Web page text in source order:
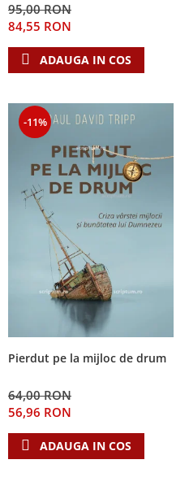
95,00 RON
84,55 RON
ADAUGA IN COS
-11%
Pierdut pe la mijloc de drum
64,00 RON
56,96 RON
ADAUGA IN COS